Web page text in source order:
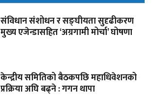
संविधान संशोधन र सङ्घीयता सुदृढीकरण
मुख्य एजेन्डासहित ‘अग्रगामी मोर्चा’ घोषणा
केन्द्रीय समितिको बैठकपछि महाधिवेशनको
प्रक्रिया अघि बढ्ने : गगन थापा